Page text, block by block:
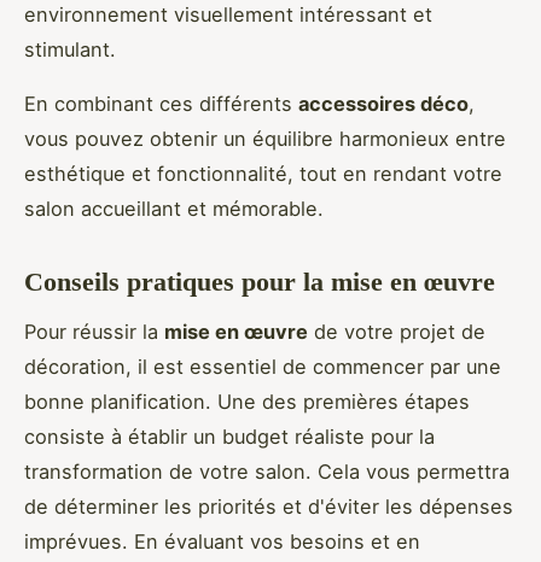
environnement visuellement intéressant et
stimulant.
En combinant ces différents accessoires déco,
vous pouvez obtenir un équilibre harmonieux entre
esthétique et fonctionnalité, tout en rendant votre
salon accueillant et mémorable.
Conseils pratiques pour la mise en œuvre
Pour réussir la mise en œuvre de votre projet de
décoration, il est essentiel de commencer par une
bonne planification. Une des premières étapes
consiste à établir un budget réaliste pour la
transformation de votre salon. Cela vous permettra
de déterminer les priorités et d'éviter les dépenses
imprévues. En évaluant vos besoins et en